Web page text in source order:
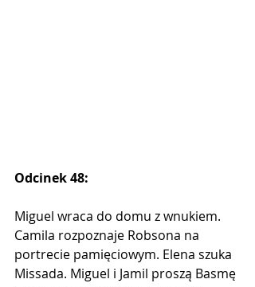
Odcinek 48:
Miguel wraca do domu z wnukiem.
Camila rozpoznaje Robsona na
portrecie pamięciowym. Elena szuka
Missada. Miguel i Jamil proszą Basmę